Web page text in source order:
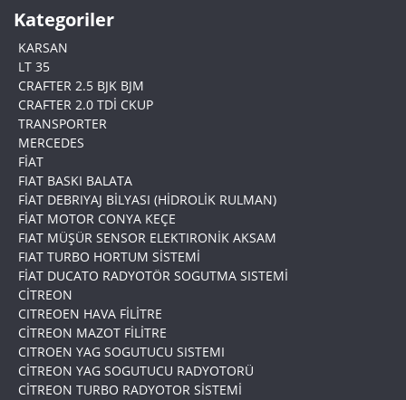
Kategoriler
KARSAN
LT 35
CRAFTER 2.5 BJK BJM
CRAFTER 2.0 TDİ CKUP
TRANSPORTER
MERCEDES
FİAT
FIAT BASKI BALATA
FİAT DEBRIYAJ BİLYASI (HİDROLİK RULMAN)
FİAT MOTOR CONYA KEÇE
FIAT MÜŞÜR SENSOR ELEKTIRONİK AKSAM
FIAT TURBO HORTUM SİSTEMİ
FİAT DUCATO RADYOTÖR SOGUTMA SISTEMİ
CİTREON
CITREOEN HAVA FİLİTRE
CİTREON MAZOT FİLİTRE
CITROEN YAG SOGUTUCU SISTEMI
CİTREON YAG SOGUTUCU RADYOTORÜ
CİTREON TURBO RADYOTOR SİSTEMİ